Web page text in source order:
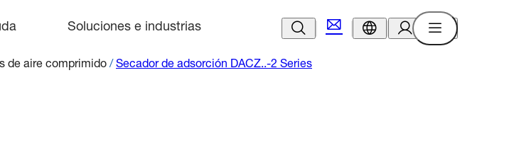
Soluciones e industrias
de aire comprimido / Secador de adsorción DACZ..-2 Series